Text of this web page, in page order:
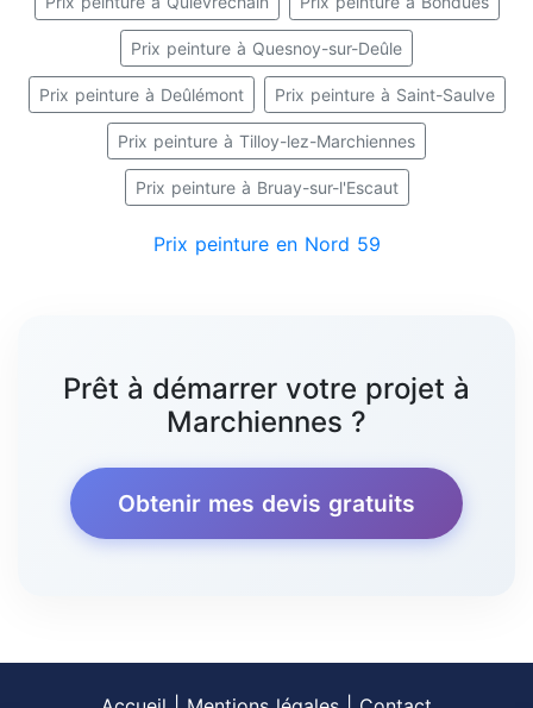
Prix peinture à Quesnoy-sur-Deûle
Prix peinture à Deûlémont Prix peinture à Saint-Saulve
Prix peinture à Tilloy-lez-Marchiennes
Prix peinture à Bruay-sur-l'Escaut
Prix peinture en Nord 59
Prêt à démarrer votre projet à
Marchiennes ?
Obtenir mes devis gratuits